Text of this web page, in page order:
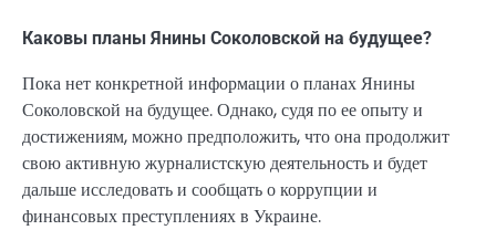
Каковы планы Янины Соколовской на будущее?
Пока нет конкретной информации о планах Янины
Соколовской на будущее. Однако, судя по ее опыту и
достижениям, можно предположить, что она продолжит
свою активную журналистскую деятельность и будет
дальше исследовать и сообщать о коррупции и
финансовых преступлениях в Украине.